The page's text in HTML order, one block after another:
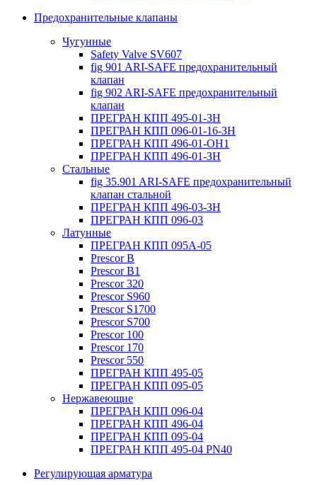
Предохранительные клапаны
Чугунные
Safety Valve SV607
fig 901 ARI-SAFE предохранительный
клапан
fig 902 ARI-SAFE предохранительный
клапан
ПРЕГРАН КПП 495-01-ЗН
ПРЕГРАН КПП 096-01-16-ЗН
ПРЕГРАН КПП 496-01-ОН1
ПРЕГРАН КПП 496-01-ЗН
Стальные
fig 35.901 ARI-SAFE предохранительный
клапан стальной
ПРЕГРАН КПП 496-03-ЗН
ПРЕГРАН КПП 096-03
Латунные
ПРЕГРАН КПП 095А-05
Prescor B
Prescor B1
Prescor 320
Prescor S960
Prescor S1700
Prescor S700
Prescor 100
Prescor 170
Prescor 550
ПРЕГРАН КПП 495-05
ПРЕГРАН КПП 095-05
Нержавеющие
ПРЕГРАН КПП 096-04
ПРЕГРАН КПП 496-04
ПРЕГРАН КПП 095-04
ПРЕГРАН КПП 495-04 PN40
Регулирующая арматура